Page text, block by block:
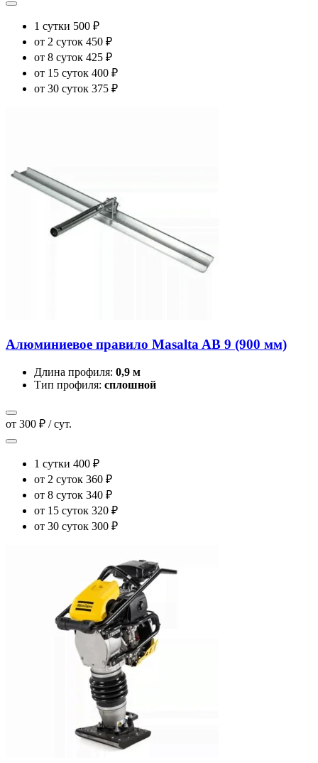
1 сутки 500 ₽
от 2 суток 450 ₽
от 8 суток 425 ₽
от 15 суток 400 ₽
от 30 суток 375 ₽
Алюминиевое правило Masalta AB 9 (900 мм)
Длина профиля: 0,9 м
Тип профиля: сплошной
от 300 ₽ / сут.
1 сутки 400 ₽
от 2 суток 360 ₽
от 8 суток 340 ₽
от 15 суток 320 ₽
от 30 суток 300 ₽